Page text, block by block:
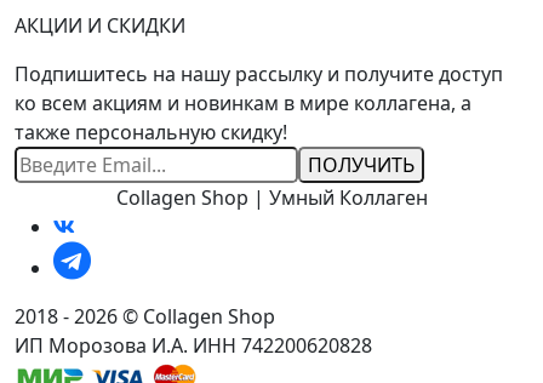
АКЦИИ И СКИДКИ
Подпишитесь на нашу рассылку и получите доступ
ко всем акциям и новинкам в мире коллагена, а
также персональную скидку!
Ваш
Email
Collagen Shop | Умный Коллаген
2018 - 2026 © Collagen Shop
ИП Морозова И.А. ИНН 742200620828